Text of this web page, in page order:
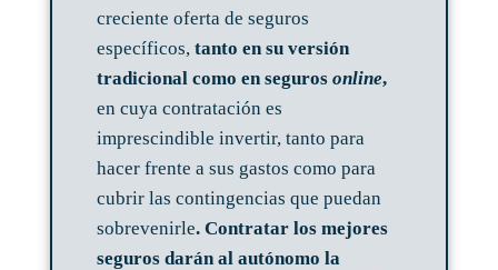
creciente oferta de seguros
específicos, tanto en su versión
tradicional como en seguros online,
en cuya contratación es
imprescindible invertir, tanto para
hacer frente a sus gastos como para
cubrir las contingencias que puedan
sobrevenirle. Contratar los mejores
seguros darán al autónomo la